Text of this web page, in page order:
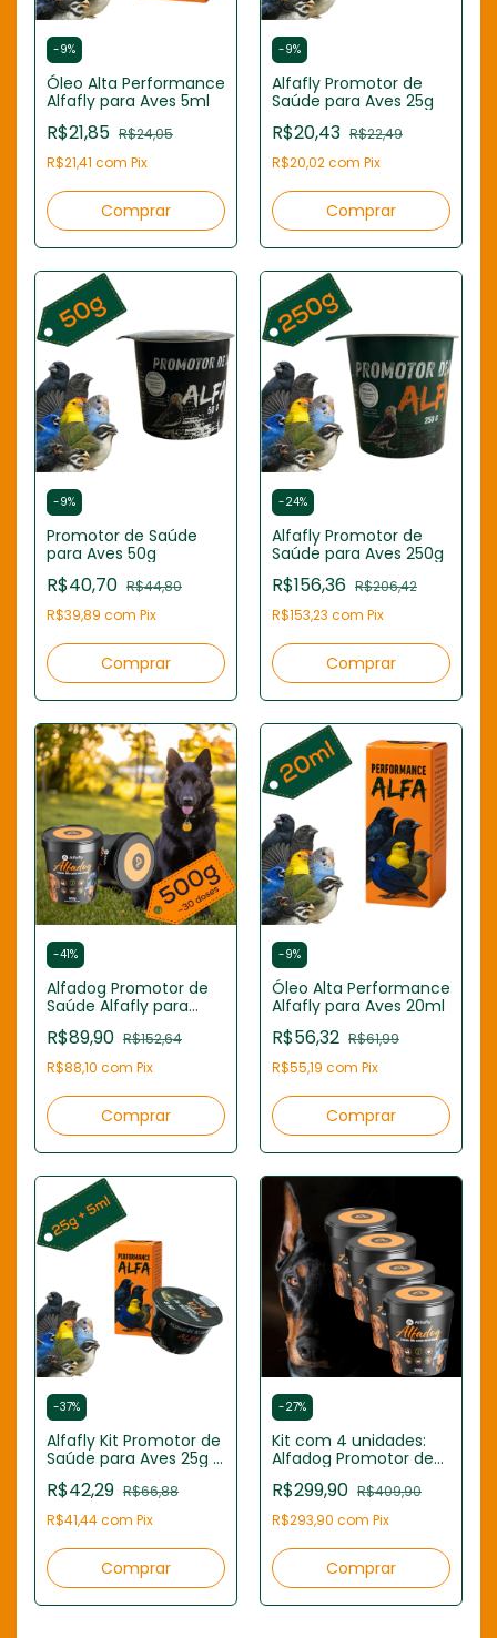
-9%
Óleo Alta Performance
Alfafly para Aves 5ml
R$21,85 R$24,05
R$21,41 com Pix
-9%
Alfafly Promotor de
Saúde para Aves 25g
R$20,43 R$22,49
R$20,02com Pix
-9%
Promotor de Saúde
para Aves 50g
R$40,70 R$44,80
R$39,89 com Pix
-24%
Alfafly Promotor de
Saúde para Aves 250g
R$156,36 R$206,42
R$153,23 com Pix
-41%
Alfadog Promotor de
Saúde Alfafly para
R$89,90 R$152,64
R$88,10 com Pix
-9%
Óleo Alta Performance
Alfafly para Aves 20ml
R$56,32 R$61,99
R$55,19 com Pix
-37%
Alfafly Kit Promotor de
Saúde para Aves 25g +
R$42,29 R$66,88
R$41,44com Pix
-27%
Kit com 4 unidades:
Alfadog Promotor de
Cães 500g (Total 2kg)
R$299,90 R$409,90
R$293,90 com Pix